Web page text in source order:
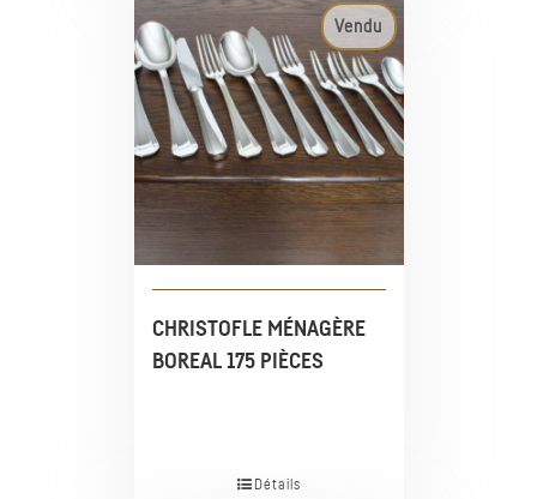
Vendu
CHRISTOFLE MÉNAGÈRE
BOREAL 175 PIÈCES
Détails